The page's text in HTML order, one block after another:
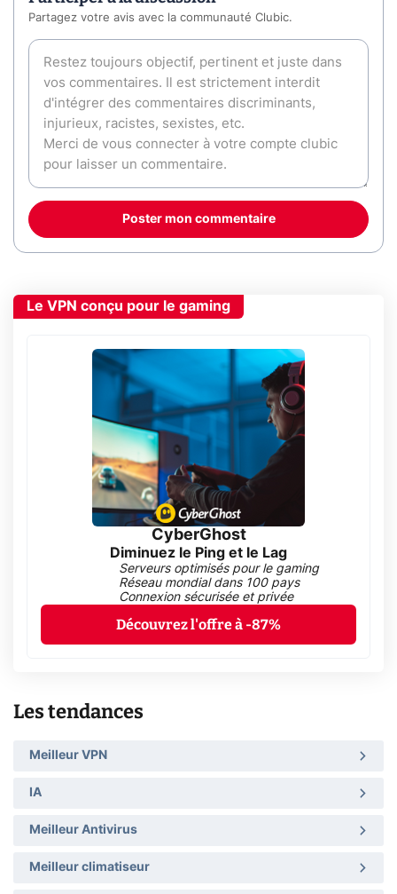
Partagez votre avis avec la communauté Clubic.
Poster mon commentaire
Le VPN conçu pour le gaming
CyberGhost
Diminuez le Ping et le Lag
Serveurs optimisés pour le gaming
Réseau mondial dans 100 pays
Connexion sécurisée et privée
Découvrez l'offre à -87%
Les tendances
Meilleur VPN
IA
Meilleur Antivirus
Meilleur climatiseur